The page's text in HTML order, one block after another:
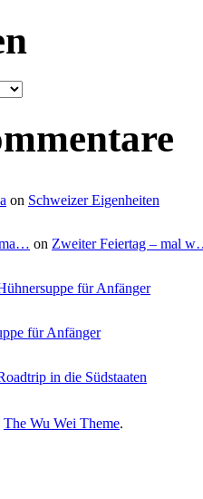
on Schweizer Eigenheiten
on Zweiter Feiertag – mal
für Anfänger
für Anfänger
in die Südstaaten
The Wu Wei Theme.